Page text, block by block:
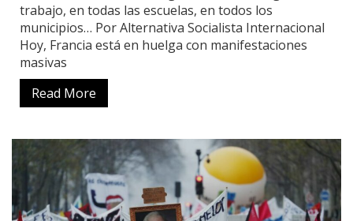
trabajo, en todas las escuelas, en todos los
municipios… Por Alternativa Socialista Internacional
Hoy, Francia está en huelga con manifestaciones
masivas
Read More